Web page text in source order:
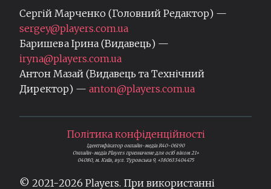
Сергій Марченко (Головний Редактор) —
sergey@players.com.ua
Баришева Ірина (Видавець) —
iryna@players.com.ua
Антон Мазай (Видавець та Технічний
Директор) — anton@players.com.ua
Політика конфіденційності
Ідентифікатор онлайн-медіа R40-06190
Онлайн-медіа Players призначене для осіб віком 21+
04080, м. Київ, вул. Туровська 9, +380633404475
© 2021-2026 Players. При використанні